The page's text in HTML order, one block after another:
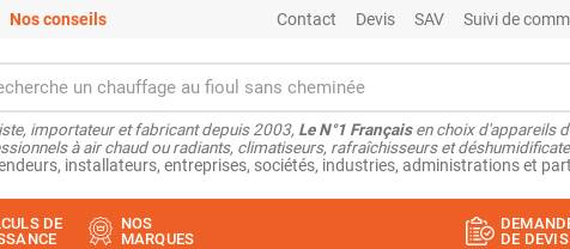
Nos conseils Contact Devis SAV Suivi de
importateur et fabricant depuis 2003, Le N°1 Françaisen choix d'appareils
à air chaud ou radiants, climatiseurs, rafraîchisseurs et
installateurs, entreprises, sociétés, industries, administrations et
DE
NOS
MARQUES
DE DEVIS